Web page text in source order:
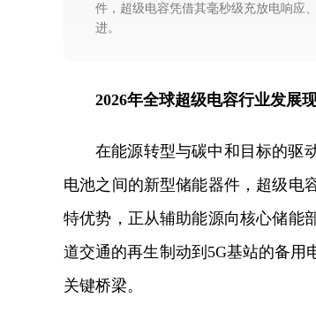
件，超级电容凭借其毫秒级充放电响应
进。
2026年全球超级电容行业发展
在能源转型与碳中和目标的驱
电池之间的新型储能器件，超级电
特优势，正从辅助能源向核心储能
道交通的再生制动到5G基站的备
关键桥梁。